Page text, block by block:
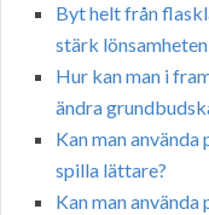
Byt helt från
stärk lönsamheten
Hur kan man i
ändra
Kan man
spilla lättare?
Kan man